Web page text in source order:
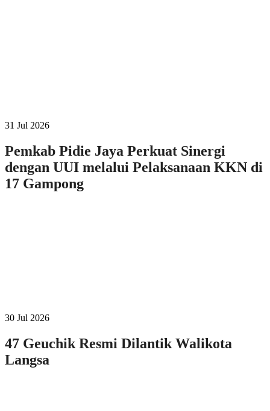
31 Jul 2026
Pemkab Pidie Jaya Perkuat Sinergi
dengan UUI melalui Pelaksanaan KKN di
17 Gampong
30 Jul 2026
47 Geuchik Resmi Dilantik Walikota
Langsa